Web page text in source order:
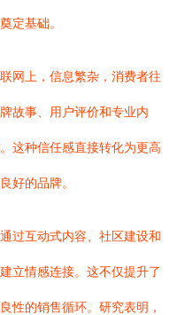
定基础。
网上，信息繁杂，消费者往
故事、用户评价和专业内
这种信任感直接转化为更高
好的品牌。
过互动式内容、社区建设和
立情感连接。这不仅提升了
性的销售循环。研究表明，